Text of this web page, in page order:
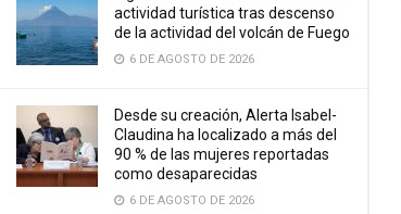
actividad turística tras descenso
de la actividad del volcán de Fuego
6 DE AGOSTO DE 2026
Desde su creación, Alerta Isabel-
Claudina ha localizado a más del
90 % de las mujeres reportadas
como desaparecidas
6 DE AGOSTO DE 2026